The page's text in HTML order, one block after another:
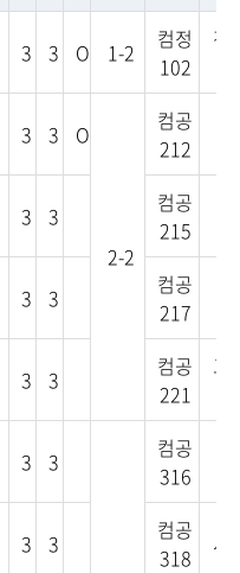
3 3 O 1-2
컴정
102
객
3 3 O
2-2
컴공
212
3 3
컴공
215
3 3
컴공
217
3 3
컴공
221
고
3 3
컴공
316
3 3
컴공
318
시